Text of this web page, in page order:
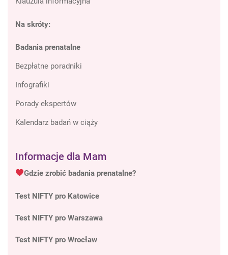
Na skróty:
Badania prenatalne
Bezpłatne poradniki
Infografiki
Porady ekspertów
Kalendarz badań w ciąży
Informacje dla Mam
Gdzie zrobić badania prenatalne?
Test NIFTY pro Katowice
Test NIFTY pro Warszawa
Test NIFTY pro Wrocław